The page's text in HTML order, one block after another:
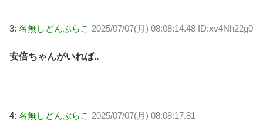
3: 名無しどんぶらこ 2025/07/07(月) 08:08:14.48 ID:xv4Nh22g0
安倍ちゃんがいれば..
4: 名無しどんぶらこ 2025/07/07(月) 08:08:17.81